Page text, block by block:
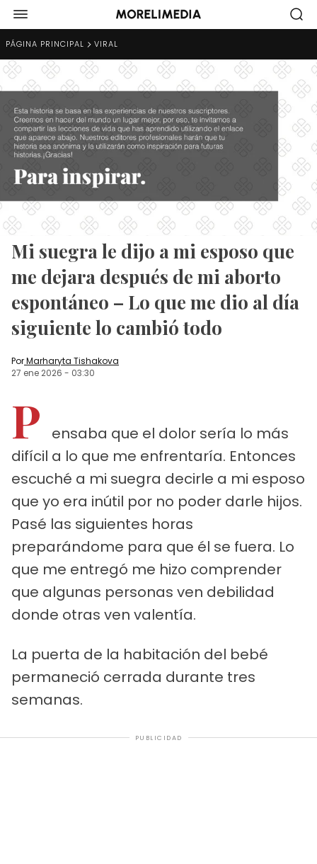
PÁGINA PRINCIPAL VIRAL
Mi suegra le dijo a mi esposo que
me dejara después de mi aborto
espontáneo – Lo que me dio al día
siguiente lo cambió todo
PorMarharyta Tishakova
27 ene 2026 - 03:30
P
ensaba que el dolor sería lo más
difícil a lo que me enfrentaría. Entonces
escuché a mi suegra decirle a mi esposo
que yo era inútil por no poder darle hijos.
Pasé las siguientes horas
preparándome para que él se fuera. Lo
que me entregó me hizo comprender
que algunas personas ven debilidad
donde otras ven valentía.
La puerta de la habitación del bebé
permaneció cerrada durante tres
semanas.
PUBLICIDAD